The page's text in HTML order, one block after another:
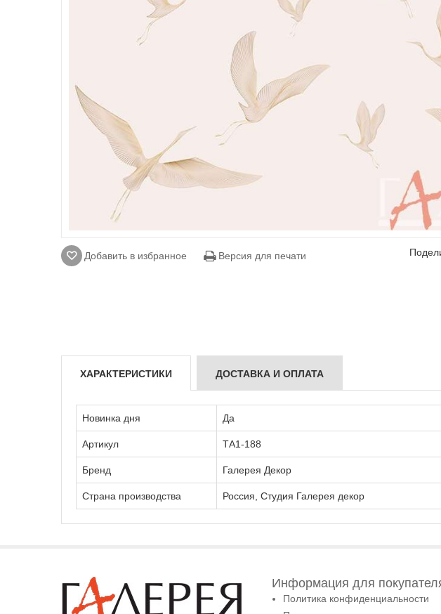
Добавить в избранное Версия для печати
ХАРАКТЕРИСТИКИ ДОСТАВКА И ОПЛАТА
Новинка дня Да
Артикул ТА1-188
Бренд Галерея Декор
Страна производства Россия, Студия Галерея декор
Информация для
Политика конфиденциальности